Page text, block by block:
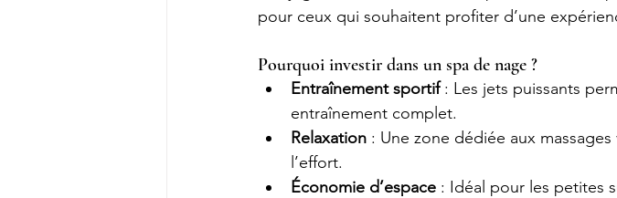
pour ceux qui souhaitent profiter d’une
Pourquoi investir dans un spa de nage ?
Entraînement sportif : Les jets puissants
entraînement complet.
Relaxation : Une zone dédiée aux
l’effort.
Économie d’espace : Idéal pour les petites